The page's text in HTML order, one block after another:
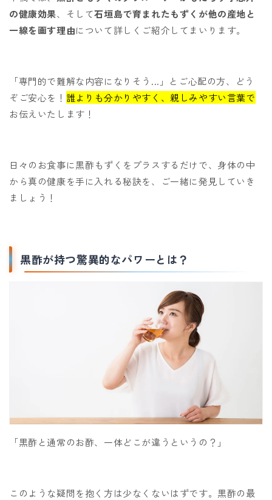
の健康効果、そして石垣島で育まれたもずくが他の産地と
一線を画す理由について詳しくご紹介してまいります。
「専門的で難解な内容になりそう...」とご心配の方、どう
ぞご安心を！ 誰よりも分かりやすく、親しみやすい言葉で
お伝えいたします！
日々のお食事に黒酢もずくをプラスするだけで、身体の中
から真の健康を手に入れる秘訣を、ご一緒に発見していき
ましょう！
黒酢が持つ驚異的なパワーとは？
「黒酢と通常のお酢、一体どこが違うというの？」
このような疑問を抱く方は少なくないはずです。黒酢の最